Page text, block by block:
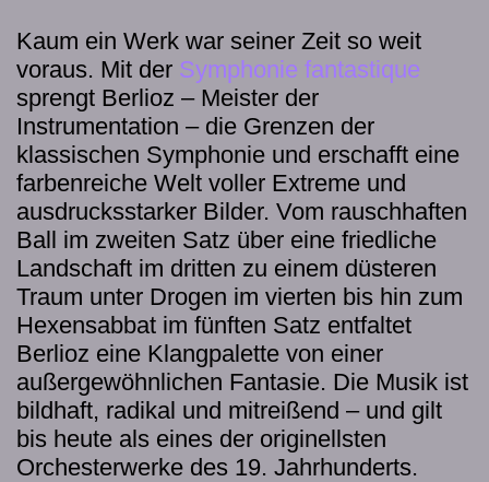
Kaum ein Werk war seiner Zeit so weit
voraus. Mit der Symphonie fantastique
sprengt Berlioz – Meister der
Instrumentation – die Grenzen der
klassischen Symphonie und erschafft eine
farbenreiche Welt voller Extreme und
ausdrucksstarker Bilder. Vom rauschhaften
Ball im zweiten Satz über eine friedliche
Landschaft im dritten zu einem düsteren
Traum unter Drogen im vierten bis hin zum
Hexensabbat im fünften Satz entfaltet
Berlioz eine Klangpalette von einer
außergewöhnlichen Fantasie. Die Musik ist
bildhaft, radikal und mitreißend – und gilt
bis heute als eines der originellsten
Orchesterwerke des 19. Jahrhunderts.